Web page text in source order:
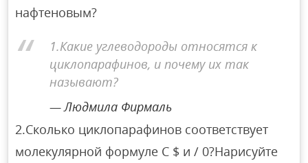
нафтеновым?
1.Какие углеводороды относятся к
циклопарафинов, и почему их так
называют?
Людмила Фирмаль
2.Сколько циклопарафинов соответствует
молекулярной формуле C $ и / 0?Нарисуйте